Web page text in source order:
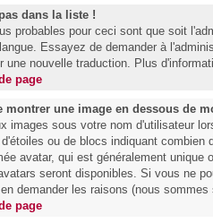
dans la liste !
probables pour ceci sont que soit
Essayez de demander à
une nouvelle traduction. Plus
page
montrer une image en dessous de
images sous votre nom d'utilisateur
ou de blocs indiquant
avatar, qui est généralement
seront disponibles. Si vous ne
demander les raisons (nous
page